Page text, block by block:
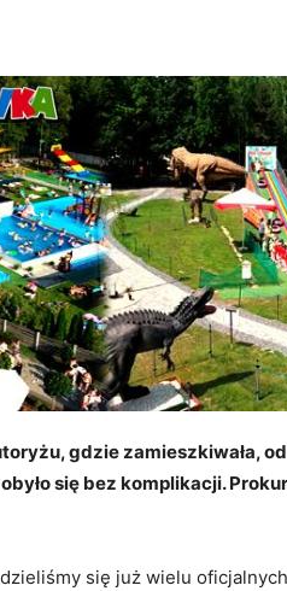
gdzie zamieszkiwała,
się bez komplikacji.
się już wielu